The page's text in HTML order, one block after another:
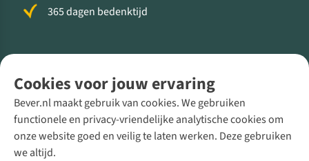
Cookies voor jouw ervaring
Bever.nl maakt gebruik van cookies. We gebruiken
functionele en privacy-vriendelijke analytische cookies om
onze website goed en veilig te laten werken. Deze gebruiken
we altijd.
365 dagen bedenktijd
Direct advies van een Buitenexpert